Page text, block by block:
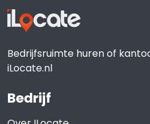
Bedrijfsruimte huren of
iLocate.nl
Bedrijf